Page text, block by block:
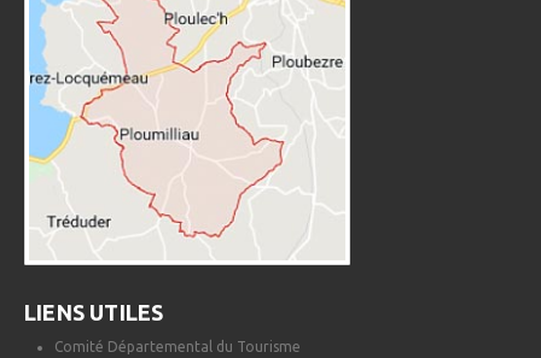
LIENS UTILES
Comité Départemental du Tourisme